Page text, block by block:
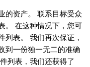
的资产。 联系目标受众
。 在这种情况下，您可
列表。 我们再次保证，
到一份独一无二的准确
列表，我们还获得了